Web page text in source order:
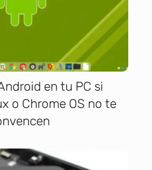
en tu PC si
o Chrome OS no te